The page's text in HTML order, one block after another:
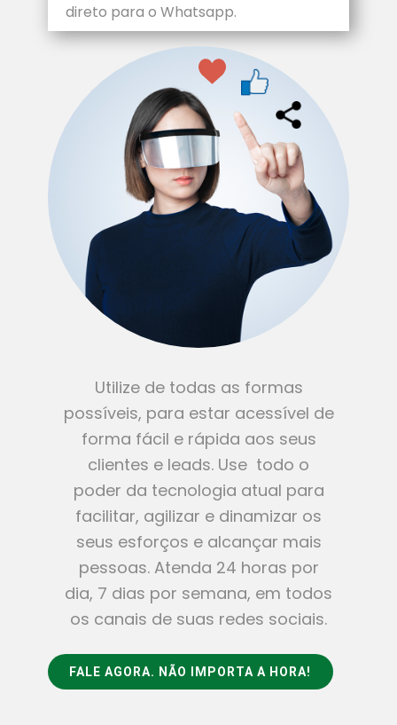
direto para o Whatsapp.
Utilize de todas as formas
possíveis, para estar acessível de
forma fácil e rápida aos seus
clientes e leads. Use todo o
poder da tecnologia atual para
facilitar, agilizar e dinamizar os
seus esforços e alcançar mais
pessoas. Atenda 24 horas por
dia, 7 dias por semana, em todos
os canais de suas redes sociais.
FALE AGORA. NÃO IMPORTA A HORA!